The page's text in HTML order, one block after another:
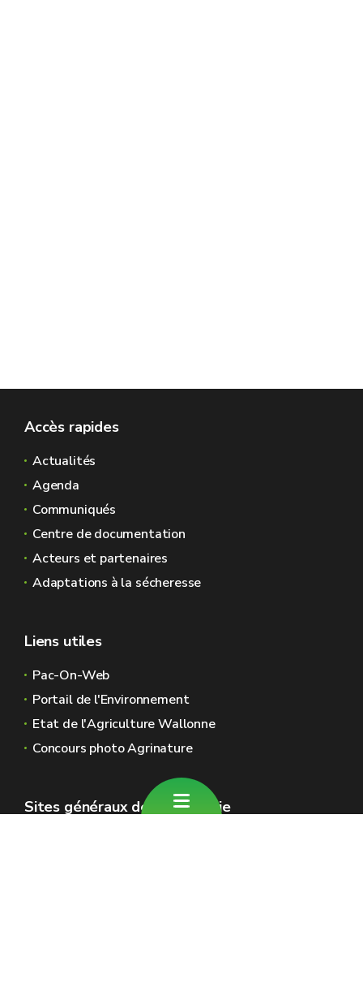
Accès rapides
Actualités
Agenda
Communiqués
Centre de documentation
Acteurs et partenaires
Adaptations à la sécheresse
Liens utiles
Pac-On-Web
Portail de l'Environnement
Etat de l'Agriculture Wallonne
Concours photo Agrinature
Sites généraux de la Wallonie